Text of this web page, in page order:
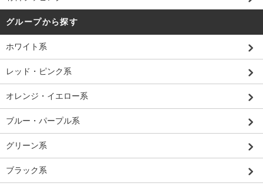
グループから探す
ホワイト系
レッド・ピンク系
オレンジ・イエロー系
ブルー・パープル系
グリーン系
ブラック系